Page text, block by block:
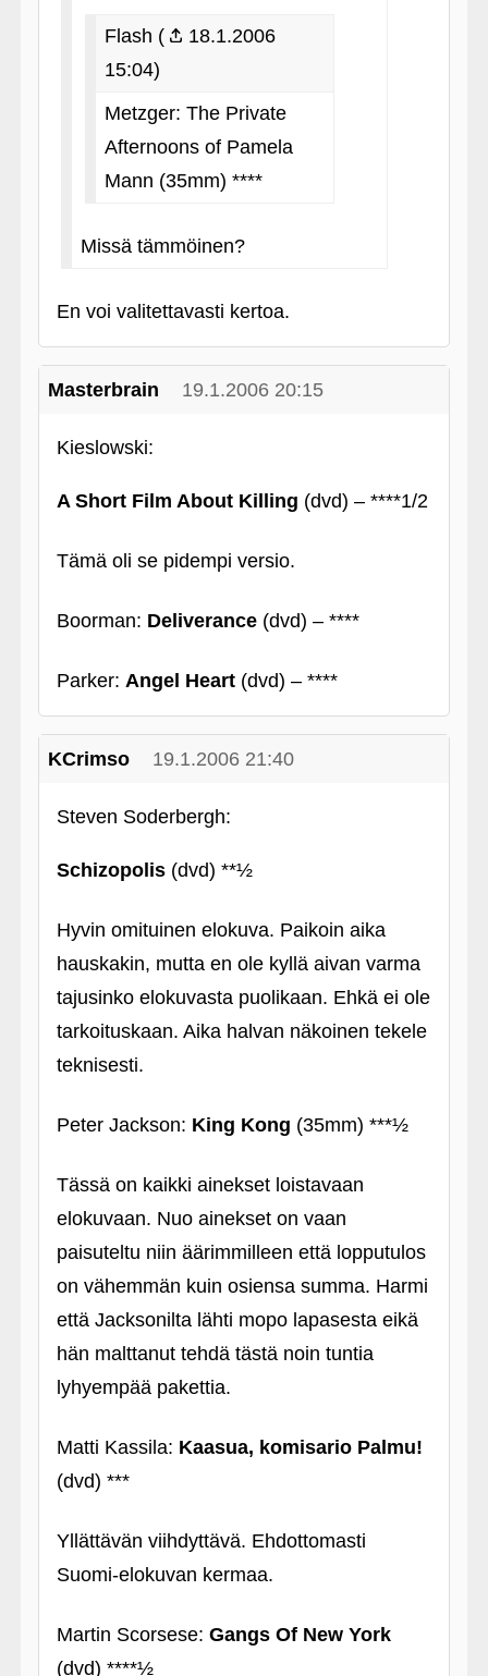
Flash (
18.1.2006
15:04)
Metzger: The Private
Afternoons of Pamela
Mann (35mm) ****
Missä tämmöinen?
En voi valitettavasti kertoa.
Masterbrain 19.1.2006 20:15
Kieslowski:
A Short Film About Killing (dvd) – ****1/2
Tämä oli se pidempi versio.
Boorman: Deliverance(dvd) – ****
Parker: Angel Heart(dvd) – ****
KCrimso 19.1.2006 21:40
Steven Soderbergh:
Schizopolis(dvd) **½
Hyvin omituinen elokuva. Paikoin aika
hauskakin, mutta en ole kyllä aivan varma
tajusinko elokuvasta puolikaan. Ehkä ei ole
tarkoituskaan. Aika halvan näkoinen tekele
teknisesti.
Peter Jackson: King Kong (35mm) ***½
Tässä on kaikki ainekset loistavaan
elokuvaan. Nuo ainekset on vaan
paisuteltu niin äärimmilleen että lopputulos
on vähemmän kuin osiensa summa. Harmi
että Jacksonilta lähti mopo lapasesta eikä
hän malttanut tehdä tästä noin tuntia
lyhyempää pakettia.
Matti Kassila: Kaasua, komisario Palmu!
(dvd) ***
Yllättävän viihdyttävä. Ehdottomasti
Suomi-elokuvan kermaa.
Martin Scorsese: Gangs Of New York
(dvd) ****½